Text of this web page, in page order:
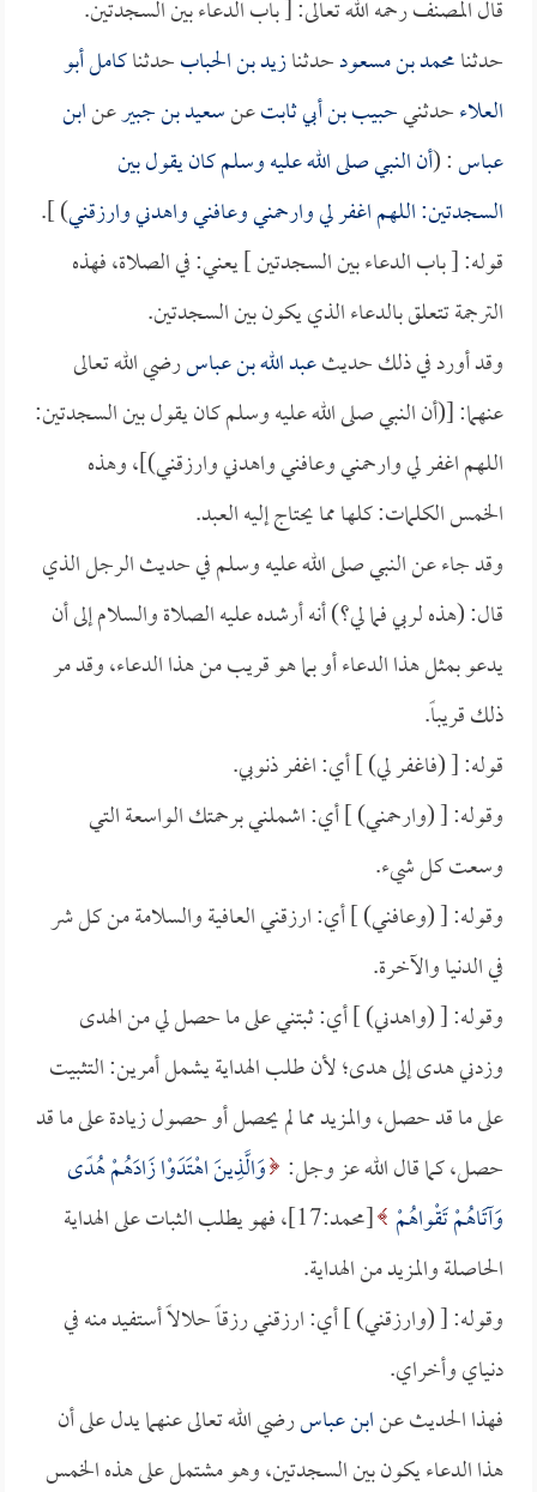
قال المصنف رحمه الله تعالى: [ باب الدعاء بين السجدتين.
حدثنامحمد بن مسعودحدثنازيد بن الحبابحدثناكامل أبو
العلاءحدثنيحبيب بن أبي ثابتعنسعيد بن جبيرعنابن
عباس: (أن النبي صلى الله عليه وسلم كان يقول بين
السجدتين: اللهم اغفر لي وارحمني وعافني واهدني وارزقني) ].
قوله: [ باب الدعاء بين السجدتين ] يعني: في الصلاة، فهذه
الترجمة تتعلق بالدعاء الذي يكون بين السجدتين.
وقد أورد في ذلك حديثعبد الله بن عباسرضي الله تعالى
عنهما: [(أن النبي صلى الله عليه وسلم كان يقول بين السجدتين:
اللهم اغفر لي وارحمني وعافني واهدني وارزقني)]، وهذه
الخمس الكلمات: كلها مما يحتاج إليه العبد.
وقد جاء عن النبي صلى الله عليه وسلم في حديث الرجل الذي
قال: (هذه لربي فما لي؟) أنه أرشده عليه الصلاة والسلام إلى أن
يدعو بمثل هذا الدعاء أو بما هو قريب من هذا الدعاء، وقد مر
ذلك قريباً.
قوله: [ (فاغفر لي) ] أي: اغفر ذنوبي.
وقوله: [ (وارحمني) ] أي: اشملني برحمتك الواسعة التي
وسعت كل شيء.
وقوله: [ (وعافني) ] أي: ارزقني العافية والسلامة من كل شر
في الدنيا والآخرة.
وقوله: [ (واهدني) ] أي: ثبتني على ما حصل لي من الهدى
وزدني هدى إلى هدى؛ لأن طلب الهداية يشمل أمرين: التثبيت
على ما قد حصل، والمزيد مما لم يحصل أو حصول زيادة على ما قد
حصل، كما قال الله عز وجل: وَالَّذِينَ اهْتَدَوْا زَادَهُمْ هُدًى
وَآتَاهُمْ تَقْواهُمْ
[محمد:17]، فهو يطلب الثبات على الهداية
الحاصلة والمزيد من الهداية.
وقوله: [ (وارزقني) ] أي: ارزقني رزقاً حلالاً أستفيد منه في
دنياي وأخراي.
فهذا الحديث عنابن عباسرضي الله تعالى عنهما يدل على أن
هذا الدعاء يكون بين السجدتين، وهو مشتمل على هذه الخمس